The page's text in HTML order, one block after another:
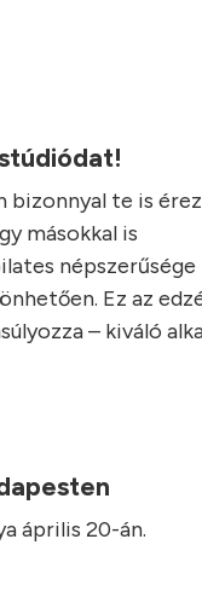
bizonnyal te is
másokkal is
népszerűsége
Ez az
– kiváló
április 20-án.